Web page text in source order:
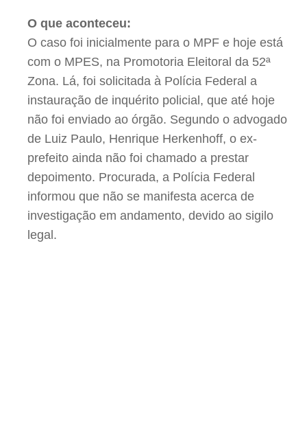
O que aconteceu:
O caso foi inicialmente para o MPF e hoje está
com o MPES, na Promotoria Eleitoral da 52ª
Zona. Lá, foi solicitada à Polícia Federal a
instauração de inquérito policial, que até hoje
não foi enviado ao órgão. Segundo o advogado
de Luiz Paulo, Henrique Herkenhoff, o ex-
prefeito ainda não foi chamado a prestar
depoimento. Procurada, a Polícia Federal
informou que não se manifesta acerca de
investigação em andamento, devido ao sigilo
legal.